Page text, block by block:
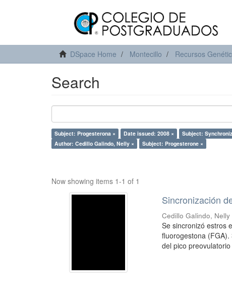
DSpace Home Montecillo Recursos
Search
Subject: Progesterona × Date issued: 2008 × Subject:
Author: Cedillo Galindo, Nelly ×
Subject: Progesterone ×
Now showing items 1-1 of 1
Sincronización
Cedillo Galindo, Nelly
Se sincronizó estros
fluorogestona
del pico